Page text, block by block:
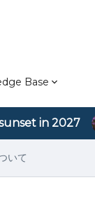
Base
in 2027
いて